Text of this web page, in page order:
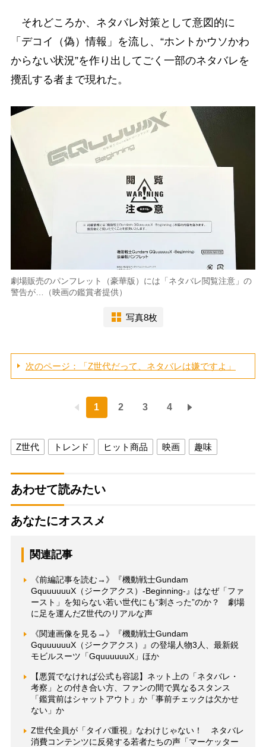
それどころか、ネタバレ対策として意図的に
「デコイ（偽）情報」を流し、“ホントかウソかわ
からない状況”を作り出してごく一部のネタバレを
攪乱する者まで現れた。
劇場販売のパンフレット（豪華版）には「ネタバレ閲覧注意」の
警告が…（映画の鑑賞者提供）
写真8枚
次のページ：「Z世代だって、ネタバレは嫌ですよ」
1 2 3 4
Z世代 トレンド ヒット商品 映画 趣味
あわせて読みたい
あなたにオススメ
関連記事
《前編記事を読む→》『機動戦士Gundam
GquuuuuuX（ジークアクス）-Beginning-』はなぜ「ファ
ースト」を知らない若い世代にも“刺さった”のか？ 劇場
に足を運んだZ世代のリアルな声
《関連画像を見る→》『機動戦士Gundam
GquuuuuuX（ジークアクス）』の登場人物3人、最新鋭
モビルスーツ「GquuuuuuX」ほか
【悪質でなければ公式も容認】ネット上の「ネタバレ・
考察」との付き合い方、ファンの間で異なるスタンス
「鑑賞前はシャットアウト」か「事前チェックは欠かせ
ない」か
Z世代全員が「タイパ重視」なわけじゃない！ ネタバレ
消費コンテンツに反発する若者たちの声「マーケッター